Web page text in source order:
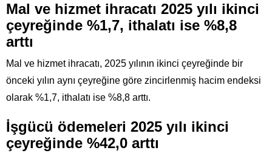
Mal ve hizmet ihracatı 2025 yılı ikinci
çeyreğinde %1,7, ithalatı ise %8,8
arttı
Mal ve hizmet ihracatı, 2025 yılının ikinci çeyreğinde bir
önceki yılın aynı çeyreğine göre zincirlenmiş hacim endeksi
olarak %1,7, ithalatı ise %8,8 arttı.
İşgücü ödemeleri 2025 yılı ikinci
çeyreğinde %42,0 arttı